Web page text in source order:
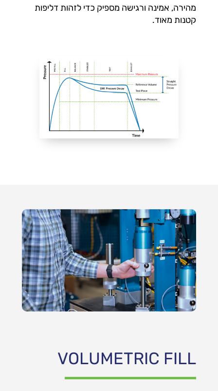
מהירה, אמינה ורגישה מספיק כדי לזהות דליפות
קטנות מאוד.
VOLUMETRIC FILL